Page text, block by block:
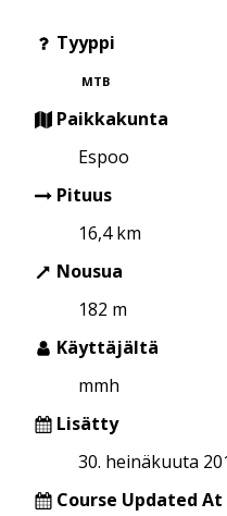
Tyyppi
MTB
Paikkakunta
Espoo
Pituus
16,4 km
Nousua
182 m
Käyttäjältä
mmh
Lisätty
30. heinäkuuta
Course Updated At